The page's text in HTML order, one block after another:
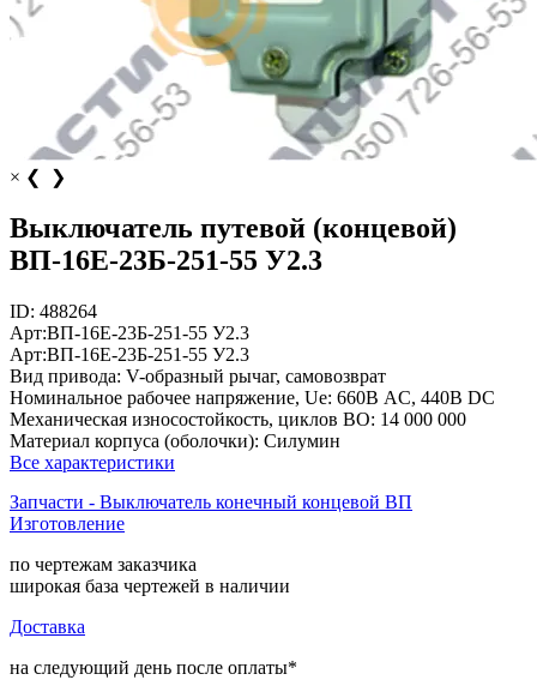
× ❮ ❯
Выключатель путевой (концевой)
ВП-16Е-23Б-251-55 У2.3
ID: 488264
Арт:ВП-16Е-23Б-251-55 У2.3
Арт:ВП-16Е-23Б-251-55 У2.3
Вид привода: V-образный рычаг, самовозврат
Номинальное рабочее напряжение, Ue: 660В AC, 440В DC
Механическая износостойкость, циклов ВО: 14 000 000
Материал корпуса (оболочки): Силумин
Все характеристики
Запчасти - Выключатель конечный концевой ВП
Изготовление
по чертежам заказчика
широкая база чертежей в наличии
Доставка
на следующий день после оплаты*